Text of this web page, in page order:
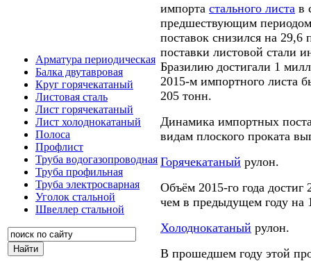
Арматура периодическая
Балка двутавровая
Круг горячекатаный
Листовая сталь
Лист горячекатаный
Лист холоднокатаный
Полоса
Профлист
Труба водогазопроводная
Труба профильная
Труба электросварная
Уголок стальной
Швеллер стальной
импорта стального листа в
предшествующим
поставок снизился на
поставки листовой стали
Бразилию достигали 1
2015-м импортного листа
205 тонн.
Динамика импортных
видам плоского проката
Горячекатаный рулон.
Объём 2015-го года
чем в предыдущем году на
Холоднокатаный рулон.
В прошедшем году этой